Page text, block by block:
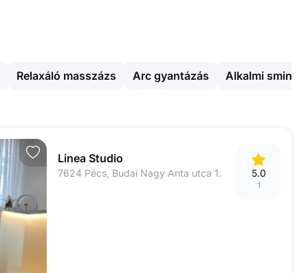
Relaxáló masszázs Arc gyantázás Alkalmi smink
Linea Studio
7624 Pécs, Budai Nagy Anta utca 1. 5.0
1